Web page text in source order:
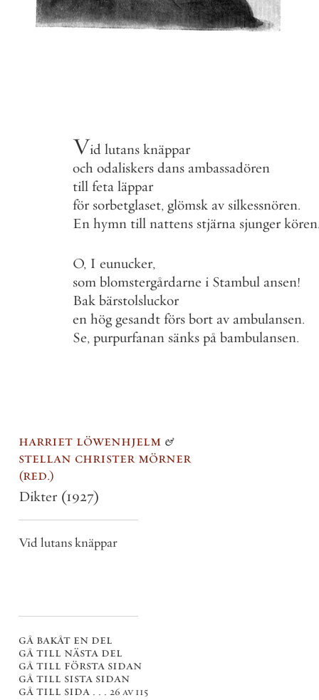
Vid lutans knäppar
och odaliskers dans ambassadören
till feta läppar
för sorbetglaset, glömsk av silkessnören.
En hymn till nattens stjärna sjunger kören
O, I eunucker,
som blomstergårdarne i Stambul ansen!
Bak bärstolsluckor
en hög gesandt förs bort av ambulansen.
Se, purpurfanan sänks på bambulansen.
harriet löwenhjelm &
stellan christer mörner
red.
Dikter (1927)
Vid lutans knäppar
gå bakåt en del
gå till nästa del
gå till första sidan
gå till sista sidan
gå till sida . . . 26 av 115